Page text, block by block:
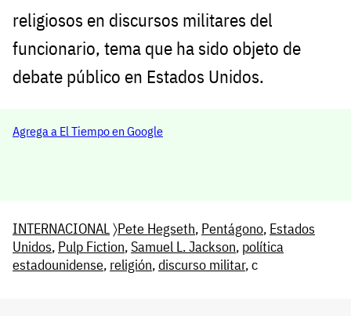
religiosos en discursos militares del
funcionario, tema que ha sido objeto de
debate público en Estados Unidos.
Agrega a El Tiempo en Google
INTERNACIONAL〉Pete Hegseth, Pentágono, Estados
Unidos, Pulp Fiction, Samuel L. Jackson, política
estadounidense, religión,discurso militar, c